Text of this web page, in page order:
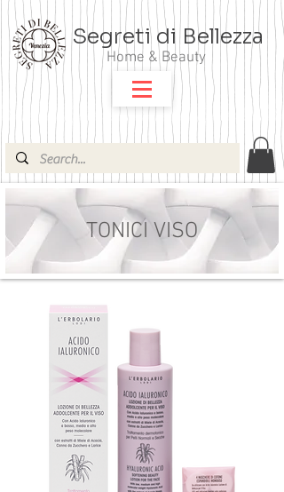
Segreti di Bellezza
Home & Beauty
TONICI VISO